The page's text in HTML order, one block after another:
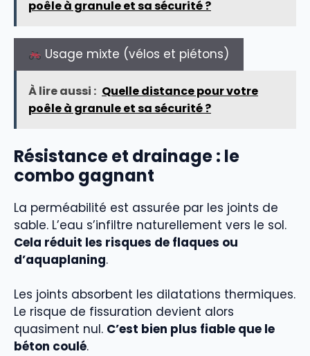
poêle à granule et sa sécurité ?
Usage mixte (vélos et piétons)
À lire aussi : Quelle distance pour votre
poêle à granule et sa sécurité ?
Résistance et drainage : le
combo gagnant
La perméabilité est assurée par les joints de
sable. L’eau s’infiltre naturellement vers le sol.
Cela réduit les risques de flaques ou
d’aquaplaning.
Les joints absorbent les dilatations thermiques.
Le risque de fissuration devient alors
quasiment nul. C’est bien plus fiable que le
béton coulé.